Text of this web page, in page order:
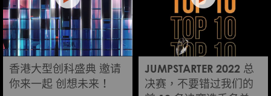
香港大型创科盛典 邀请
你来一起 创想未来！
JUMPSTARTER 2022 总
决赛，不要错过我们的